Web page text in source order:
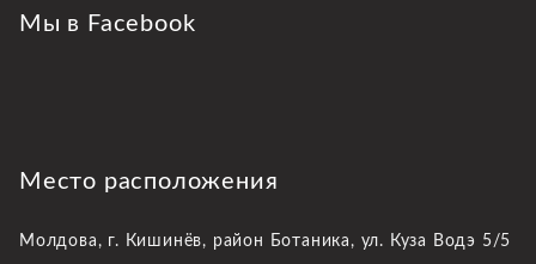
Мы в Facebook
Место расположения
Молдова, г. Кишинёв, район Ботаника, ул. Куза Водэ 5/5